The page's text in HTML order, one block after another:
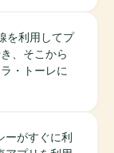
を利用してプ
、そこから
・トーレに
ーがすぐに利